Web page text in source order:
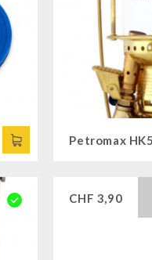
Petromax
CHF 3,90